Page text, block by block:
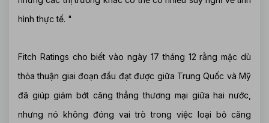
hình thực tế. "
Fitch Ratings cho biết vào ngày 17 tháng 12 rằng mặc dù
thỏa thuận giai đoạn đầu đạt được giữa Trung Quốc và Mỹ
đã giúp giảm bớt căng thẳng thương mại giữa hai nước,
nhưng nó không đóng vai trò trong việc loại bỏ căng